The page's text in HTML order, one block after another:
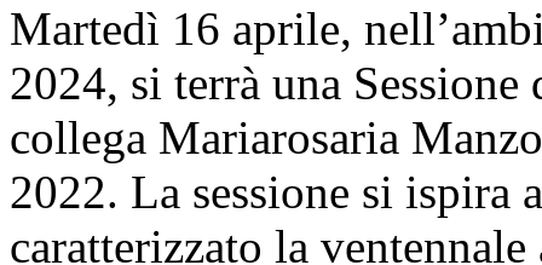
Martedì 16 aprile,
2024, si terrà una
collega Mariarosaria
2022. La sessione si ispira
caratterizzato la